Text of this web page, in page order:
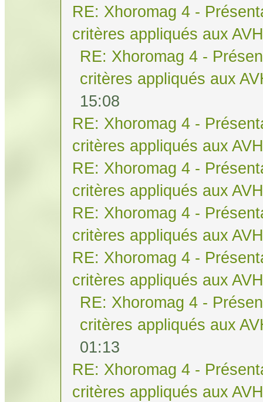
RE: Xhoromag 4 -
critères appliqués aux AVH
RE: Xhoromag 4 -
critères appliqués aux
15:08
RE: Xhoromag 4 -
critères appliqués aux AVH
RE: Xhoromag 4 -
critères appliqués aux AVH
RE: Xhoromag 4 -
critères appliqués aux AVH
RE: Xhoromag 4 -
critères appliqués aux AVH
RE: Xhoromag 4 -
critères appliqués aux
01:13
RE: Xhoromag 4 -
critères appliqués aux AVH